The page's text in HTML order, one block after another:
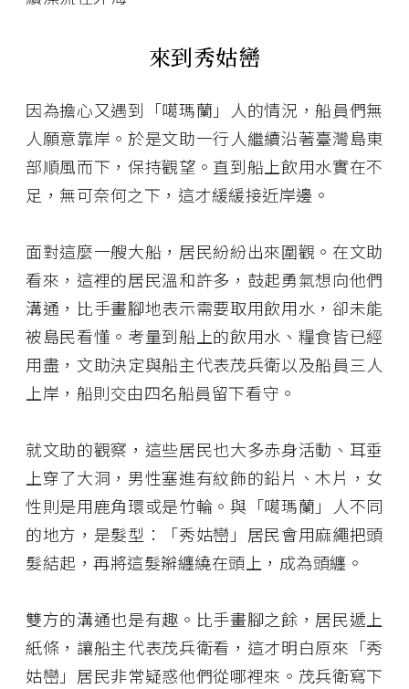
來到秀姑巒
因為擔心又遇到「噶瑪蘭」人的情況，船員們無
人願意靠岸。於是文助一行人繼續沿著臺灣島東
部順風而下，保持觀望。直到船上飲用水實在不
足，無可奈何之下，這才緩緩接近岸邊。
面對這麼一艘大船，居民紛紛出來圍觀。在文助
看來，這裡的居民溫和許多，鼓起勇氣想向他們
溝通，比手畫腳地表示需要取用飲用水，卻未能
被島民看懂。考量到船上的飲用水、糧食皆已經
用盡，文助決定與船主代表茂兵衛以及船員三人
上岸，船則交由四名船員留下看守。
就文助的觀察，這些居民也大多赤身活動、耳垂
上穿了大洞，男性塞進有紋飾的鉛片、木片，女
性則是用鹿角環或是竹輪。與「噶瑪蘭」人不同
的地方，是髮型：「秀姑巒」居民會用麻繩把頭
髮結起，再將這髮辮纏繞在頭上，成為頭纏。
雙方的溝通也是有趣。比手畫腳之餘，居民遞上
紙條，讓船主代表茂兵衛看，這才明白原來「秀
姑巒」居民非常疑惑他們從哪裡來。茂兵衛寫下